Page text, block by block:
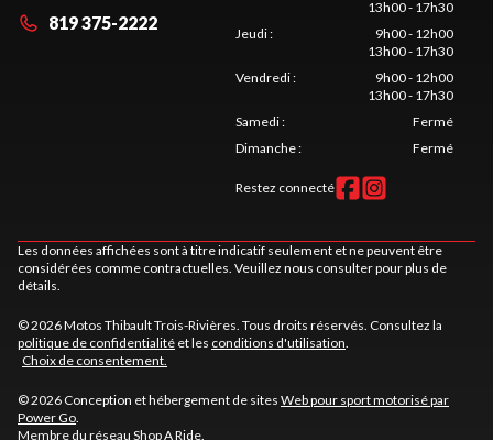
819 375-2222
13h00 - 17h30
Jeudi:
9h00 - 12h00
13h00 - 17h30
Vendredi:
9h00 - 12h00
13h00 - 17h30
Samedi:
Fermé
Dimanche: Fermé
Restez connecté
Les données affichées sont à titre indicatif seulement et ne peuvent être
considérées comme contractuelles. Veuillez nous consulter pour plus de
détails.
© 2026 Motos Thibault Trois-Rivières. Tous droits réservés. Consultez la
politique de confidentialité et les conditions d'utilisation
Choix de consentement.
© 2026 Conception et hébergement de sites Web pour sport motorisé par
Power Go
Membre du réseau Shop A Ride